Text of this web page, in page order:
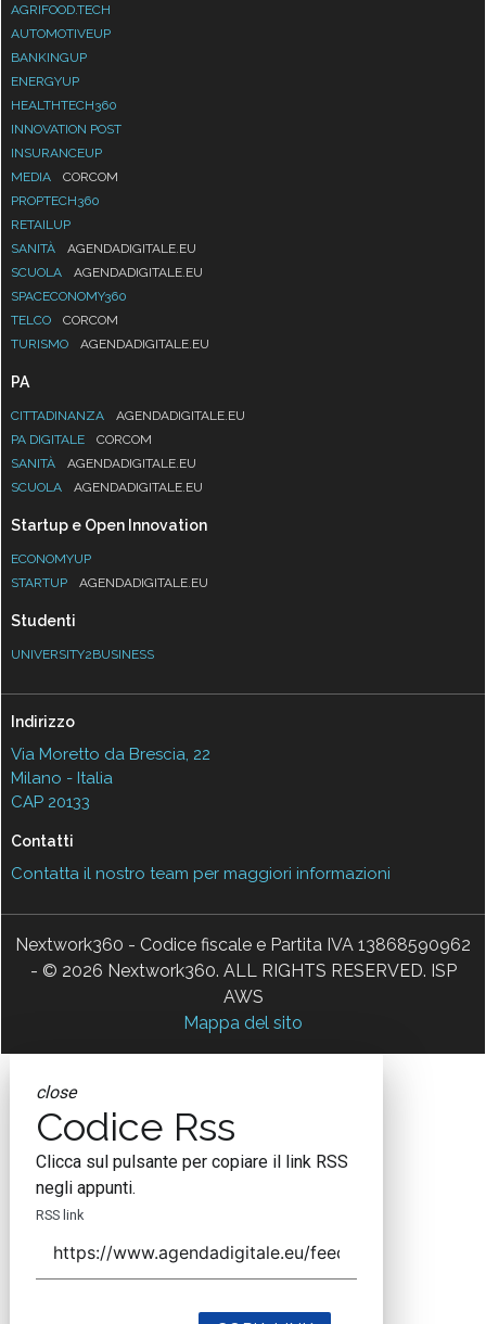
AGRIFOOD.TECH
AUTOMOTIVEUP
BANKINGUP
ENERGYUP
HEALTHTECH360
INNOVATION POST
INSURANCEUP
MEDIA
CORCOM
PROPTECH360
RETAILUP
SANITÀ
AGENDADIGITALE.EU
SCUOLA
AGENDADIGITALE.EU
SPACECONOMY360
TELCO
CORCOM
TURISMO
AGENDADIGITALE.EU
PA
CITTADINANZA
AGENDADIGITALE.EU
PA DIGITALE
CORCOM
SANITÀ
AGENDADIGITALE.EU
SCUOLA
AGENDADIGITALE.EU
Startup e Open Innovation
ECONOMYUP
STARTUP
AGENDADIGITALE.EU
Studenti
UNIVERSITY2BUSINESS
Indirizzo
Via Moretto da Brescia, 22
Milano - Italia
CAP 20133
Contatti
Contatta il nostro team per maggiori informazioni
Nextwork360 - Codice fiscale e Partita IVA 13868590962
- © 2026 Nextwork360. ALL RIGHTS RESERVED. ISP
AWS
Mappa del sito
close
Codice Rss
Clicca sul pulsante per copiare il link RSS
negli appunti.
RSS link